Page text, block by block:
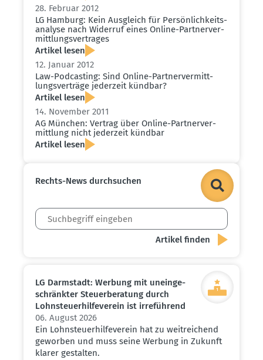
28. Februar 2012
LG Hamburg: Kein Ausgleich für Persön­lich­keits­
analyse nach Widerruf eines Online-Partner­ver­
mitt­lungs­ver­trages
Artikel lesen
12. Januar 2012
Law-Podcasting: Sind Online-Partner­ver­mitt­
lungs­ver­träge jederzeit kündbar?
Artikel lesen
14. November 2011
AG München: Vertrag über Online-Partner­ver­
mittlung nicht jederzeit kündbar
Artikel lesen
Rechts-News durch­suchen
LG Darmstadt: Werbung mit unein­ge­
schränkter Steuer­be­ratung durch
Lohnsteu­er­hil­fe­verein ist irreführend
06. August 2026
Ein Lohnsteuerhilfeverein hat zu weitreichend
geworben und muss seine Werbung in Zukunft
klarer gestalten.